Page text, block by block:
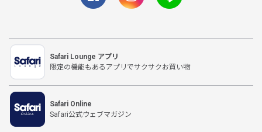
Safari Lounge アプリ
限定の機能もあるアプリでサクサクお買い物
Safari Online
Safari公式ウェブマガジン